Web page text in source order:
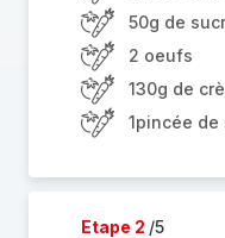
50g de
2 oeufs
130g de
1pincée de
Etape 2 /5